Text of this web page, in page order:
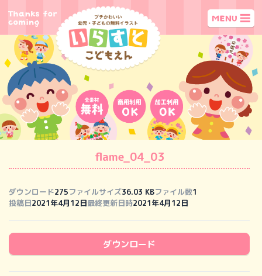
flame_04_03
ダウンロード275ファイルサイズ36.03 KBファイル数1
投稿日2021年4月12日最終更新日時2021年4月12日
ダウンロード